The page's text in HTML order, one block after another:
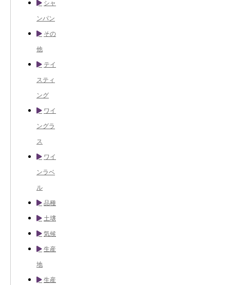
シャ
ンパン
その
他
テイ
スティ
ング
ワイ
ングラ
ス
ワイ
ンラベ
ル
品種
土壌
気候
生産
地
生産